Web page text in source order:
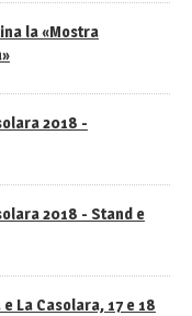
la «Mostra
2018 -
2018 - Stand e
La Casolara, 17 e 18